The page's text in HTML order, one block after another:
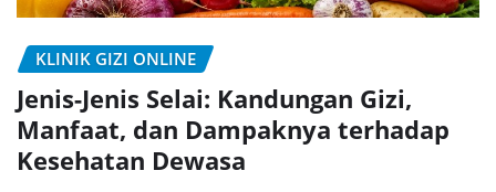
KLINIK GIZI ONLINE
Jenis-Jenis Selai: Kandungan Gizi,
Manfaat, dan Dampaknya terhadap
Kesehatan Dewasa